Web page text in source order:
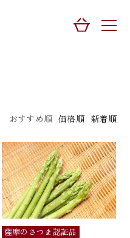
おすすめ順 価格順 新着順
薩摩のさつま認証品